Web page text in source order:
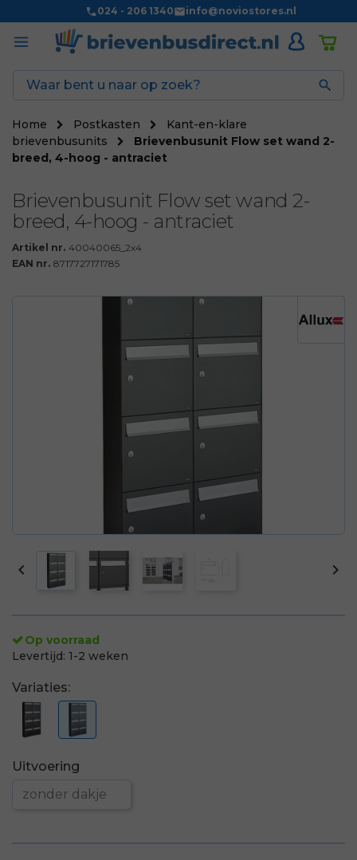
024 - 206 1340 info@noviostores.nl

Home Postkasten
Kant-en-klare
brievenbusunits
Brievenbusunit Flow set wand 2-
breed, 4-hoog - antraciet
Brievenbusunit Flow set wand 2-
breed, 4-hoog - antraciet
Artikel nr. 40040065_2x4
EAN nr. 8717727171785
 
Op voorraad
Levertijd: 1-2 weken
Variaties:
Uitvoering